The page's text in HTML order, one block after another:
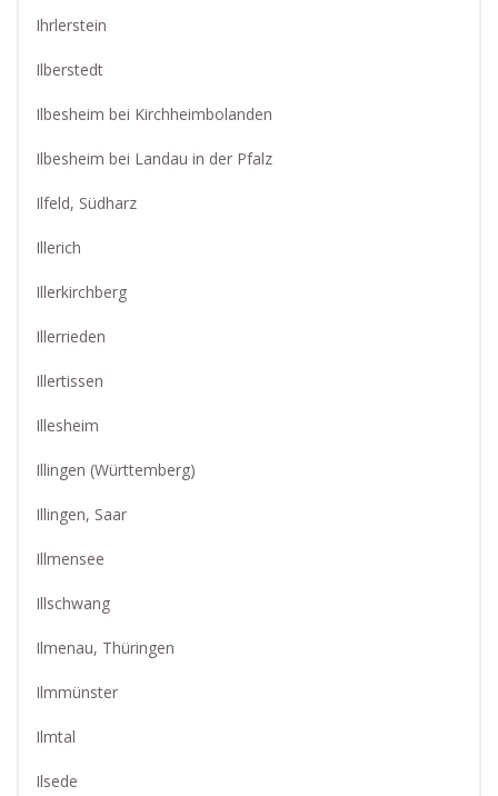
Ihrlerstein
Ilberstedt
Ilbesheim bei Kirchheimbolanden
Ilbesheim bei Landau in der Pfalz
Ilfeld, Südharz
Illerich
Illerkirchberg
Illerrieden
Illertissen
Illesheim
Illingen (Württemberg)
Illingen, Saar
Illmensee
Illschwang
Ilmenau, Thüringen
Ilmmünster
Ilmtal
Ilsede